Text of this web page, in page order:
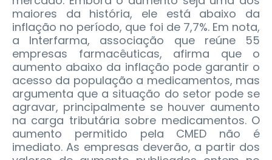
maiores da história, ele está abaixo da
inflação no período, que foi de 7,7%. Em nota,
a Interfarma, associação que reúne 55
empresas farmacêuticas, afirma que o
aumento abaixo da inflação pode garantir o
acesso da população a medicamentos, mas
argumenta que a situação do setor pode se
agravar, principalmente se houver aumento
na carga tributária sobre medicamentos. O
aumento permitido pela CMED não é
imediato. As empresas deverão, a partir dos